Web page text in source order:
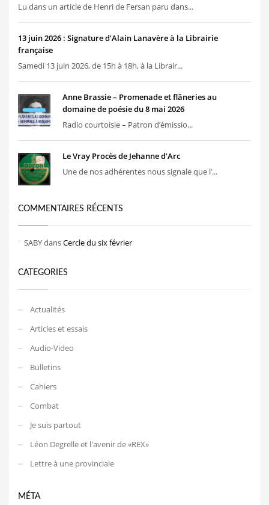
Lu dans un article de Henri de Fersan paru dans...
13 juin 2026 : Signature d’Alain Lanavère à la Librairie
française
Samedi 13 juin 2026, de 15h à 18h, à la Librair...
Anne Brassie – Promenade et flâneries au
domaine de poésie du 8 mai 2026
Radio courtoisie – Patron d’émissio...
Le Vray Procès de Jehanne d’Arc
Une de nos adhérentes nous signale que l’...
COMMENTAIRES RÉCENTS
SABYdansCercle du six février
CATEGORIES
Actualités
Articles et essais
Audio-Video
Bulletins
Cahiers
Combat
Je suis partout
Léon Degrelle et l'avenir de «REX»
Lettre à une provinciale
MÉTA